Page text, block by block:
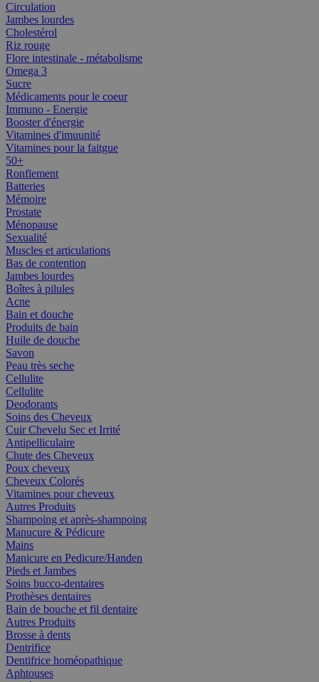
Circulation
Jambes lourdes
Cholestérol
Riz rouge
Flore intestinale - métabolisme
Omega 3
Sucre
Médicaments pour le coeur
Immuno - Energie
Booster d'énergie
Vitamines d'imuunité
Vitamines pour la faitgue
50+
Ronflement
Batteries
Mémoire
Prostate
Ménopause
Sexualité
Muscles et articulations
Bas de contention
Jambes lourdes
Boîtes à pilules
Acne
Bain et douche
Produits de bain
Huile de douche
Savon
Peau très seche
Cellulite
Cellulite
Deodorants
Soins des Cheveux
Cuir Chevelu Sec et Irrité
Antipelliculaire
Chute des Cheveux
Poux cheveux
Cheveux Colorés
Vitamines pour cheveux
Autres Produits
Shampoing et après-shampoing
Manucure & Pédicure
Mains
Manicure en Pedicure/Handen
Pieds et Jambes
Soins bucco-dentaires
Prothèses dentaires
Bain de bouche et fil dentaire
Autres Produits
Brosse à dents
Dentrifice
Dentifrice homéopathique
Aphtouses